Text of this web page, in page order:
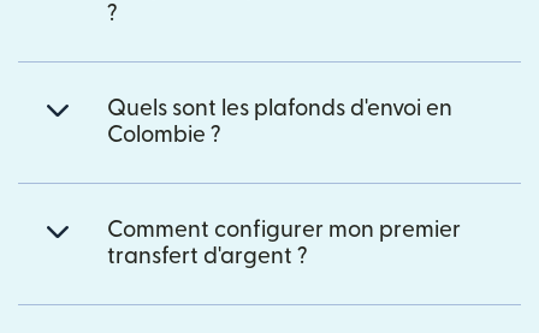
?
Quels sont les plafonds d'envoi en
Colombie ?
Comment configurer mon premier
transfert d'argent ?